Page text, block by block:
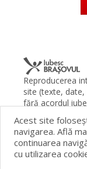
Reproducerea
site (texte,
fără acordul
Termeni şi
Cookies
© 2026
Acest site
navigarea. Află
continuarea
cu utilizarea